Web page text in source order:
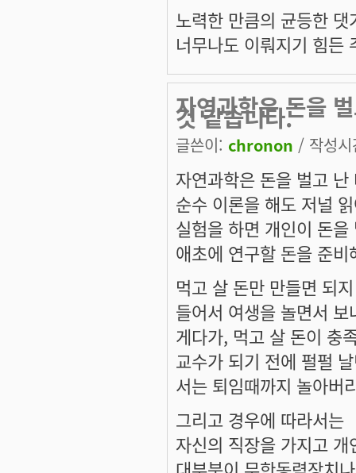
노력한 만큼의 균등한
너무나도 이뤄지기 힘든
자연과학은 돈을
것 같습니다.
글쓴이: chronon / 작성
자연과학은 돈을 벌고
순수 이론을 해도 저널
실험을 하면 개인이 돈
애초에 연구할 돈을 준
먹고 살 돈만 만들면 되
들어서 여생을 놀면서
게다가, 먹고 살 돈이 충
교수가 되기 전에 펄펄
서는 퇴임때까지 놀아버
그리고 경우에 따라서는
자신의 직장을 가지고
대부분이 무한동력장치